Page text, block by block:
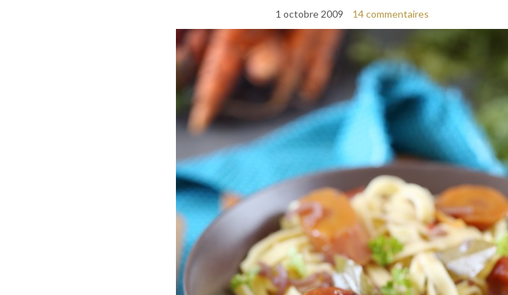
1 octobre 2009 14 commentaires